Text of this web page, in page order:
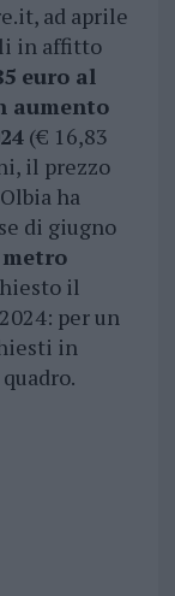
ad aprile
in affitto
euro al
aumento
(€ 16,83
il prezzo
ha
di giugno
metro
il
per un
in